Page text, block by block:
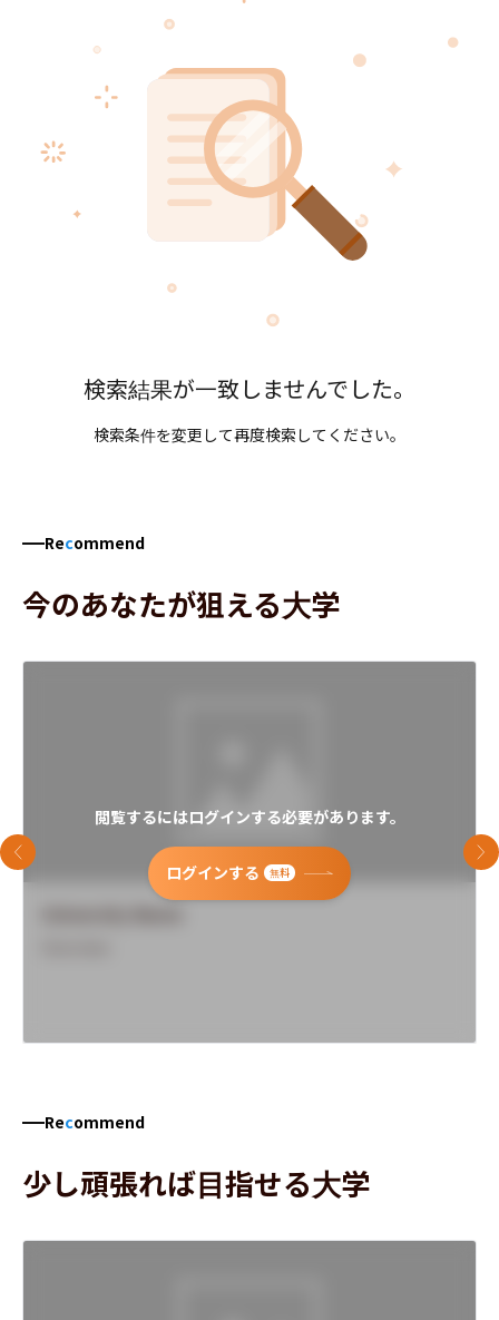
検索結果が一致しませんでした。
検索条件を変更して再度検索してください。
Recommend
今のあなたが狙える大学
閲覧するにはログインする必要があります。
ログインする 無料
前のスライド 次
Recommend
少し頑張れば目指せる大学